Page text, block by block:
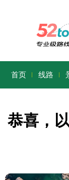
首页 线路
恭喜，